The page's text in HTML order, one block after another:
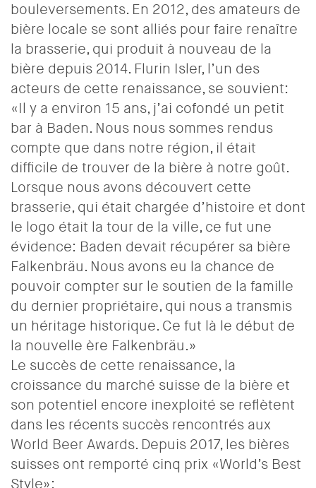
bouleversements. En 2012, des amateurs de
bière locale se sont alliés pour faire renaître
la brasserie, qui produit à nouveau de la
bière depuis 2014. Flurin Isler, l’un des
acteurs de cette renaissance, se souvient:
«Il y a environ 15 ans, j’ai cofondé un petit
bar à Baden. Nous nous sommes rendus
compte que dans notre région, il était
difficile de trouver de la bière à notre goût.
Lorsque nous avons découvert cette
brasserie, qui était chargée d’histoire et dont
le logo était la tour de la ville, ce fut une
évidence: Baden devait récupérer sa bière
Falkenbräu. Nous avons eu la chance de
pouvoir compter sur le soutien de la famille
du dernier propriétaire, qui nous a transmis
un héritage historique. Ce fut là le début de
la nouvelle ère Falkenbräu.»
Le succès de cette renaissance, la
croissance du marché suisse de la bière et
son potentiel encore inexploité se reflètent
dans les récents succès rencontrés aux
World Beer Awards. Depuis 2017, les bières
suisses ont remporté cinq prix «World’s Best
Style»: